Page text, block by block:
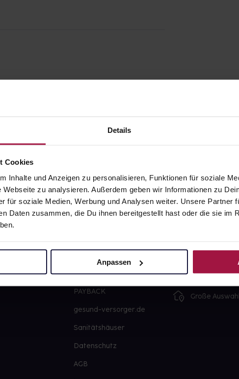
Details
Cookies
Inhalte und Anzeigen zu personalisieren, Funktionen für soziale
Webseite zu analysieren. Außerdem geben wir Informationen zu
für soziale Medien, Werbung und Analysen weiter. Unsere Partner
Daten zusammen, die Du ihnen bereitgestellt hast oder die sie im
Anpassen
gesund.de
Barrierefreiheitserklärung
PAYBACK
gesund-versorger.de
Sanitätshäuser
Datenschutz
AGB
Unsere Vorteile
Artikel meist
Große